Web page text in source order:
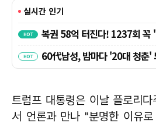
트럼프 대통령은 이날 플로리다
서 언론과 만나 "분명한 이유